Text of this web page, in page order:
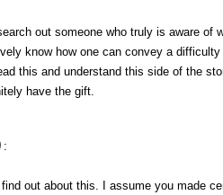
out someone who truly is aware of
know how one can convey a
this and understand this side of the
have the gift.
:
out about this. I assume you made